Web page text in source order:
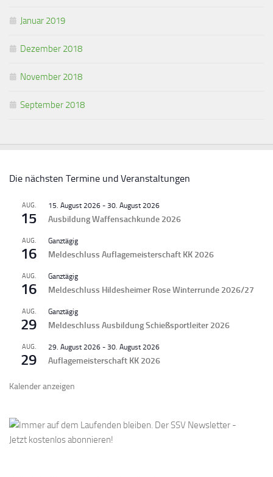
Januar 2019
Dezember 2018
November 2018
September 2018
Die nächsten Termine und Veranstaltungen
AUG.
15
15. August 2026 - 30. August 2026
Ausbildung Waffensachkunde 2026
AUG.
16
Ganztägig
Meldeschluss Auflagemeisterschaft KK 2026
AUG.
16
Ganztägig
Meldeschluss Hildesheimer Rose Winterrunde 2026/27
AUG.
29
Ganztägig
Meldeschluss Ausbildung Schießsportleiter 2026
AUG.
29
29. August 2026 - 30. August 2026
Auflagemeisterschaft KK 2026
Kalender anzeigen